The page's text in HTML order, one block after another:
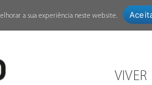
VIVER
a sua experiência neste website.